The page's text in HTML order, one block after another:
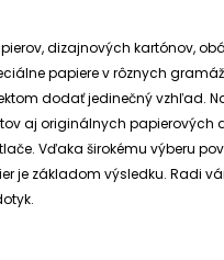
dizajnových kartónov,
papiere v rôznych
dodať jedinečný vzhľad.
aj originálnych papierových
Vďaka širokému výberu
je základom výsledku. Radi